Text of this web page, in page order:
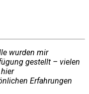
wurden mir
gestellt – vielen
Erfahrungen